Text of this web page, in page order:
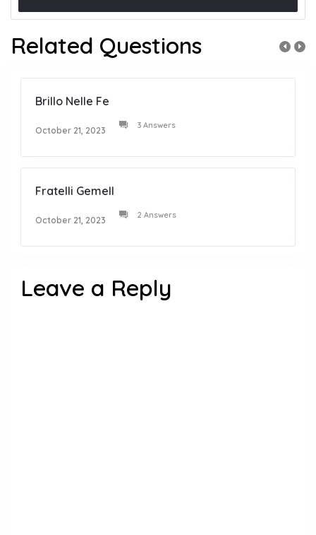
Related Questions
Brillo Nelle Fe
October 21, 2023 3 Answers
Fratelli Gemell
October 21, 2023 2 Answers
Leave a Reply